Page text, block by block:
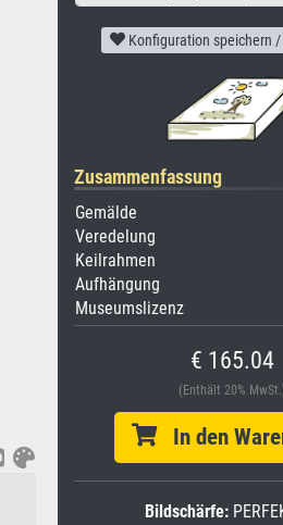
Konfiguration speichern
Zusammenfassung
Gemälde
Veredelung
Keilrahmen
Aufhängung
Museumslizenz
€ 165.04
(Enthält 20%
In den
Bildschärfe: